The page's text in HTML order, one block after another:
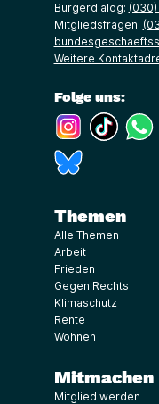
Bürgerdialog:
Mitgliedsfragen:
Weitere
Folge uns:
(Link öffnet
(Link
Themen
Alle Themen
Arbeit
Frieden
Gegen Rechts
Klimaschutz
Rente
Wohnen
Mitmachen
Mitglied werden